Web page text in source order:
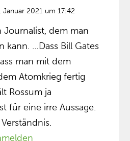
Januar 2021 um 17:42
Journalist, dem man
kann. …Dass Bill Gates
man mit dem
Atomkrieg fertig
Rossum ja
für eine irre Aussage.